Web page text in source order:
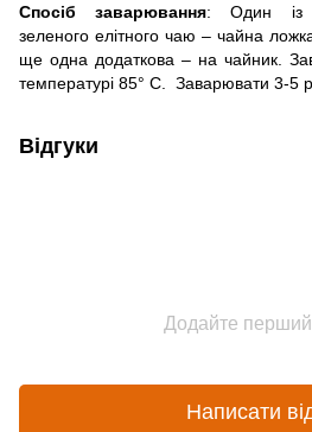
Спосіб заварювання: Один із
зеленого елітного чаю – чайна
ще одна додаткова – на чайник.
температурі 85° C. Заварювати 3-5
Відгуки
Додайте перший
Написати